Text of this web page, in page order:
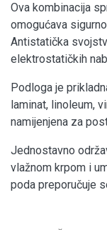
Ova kombinacija
omogućava
Antistatička
elektrostatičkih
Podloga je
laminat, linoleum,
namijenjena za
Jednostavno
vlažnom krpom i
poda preporučuje